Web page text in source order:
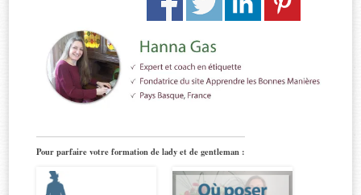
Pour parfaire votre formation de lady et de gentleman :